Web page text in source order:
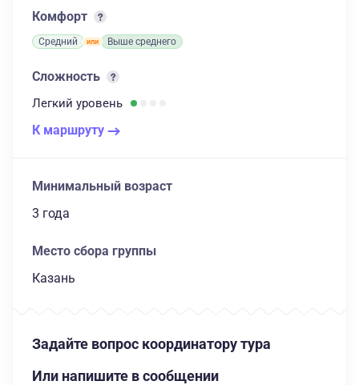
Комфорт
Средний Выше среднего
Сложность
Легкий уровень
К маршруту
Минимальный возраст
3 года
Место сбора группы
Казань
Задайте вопрос координатору тура
Или напишите в сообщении